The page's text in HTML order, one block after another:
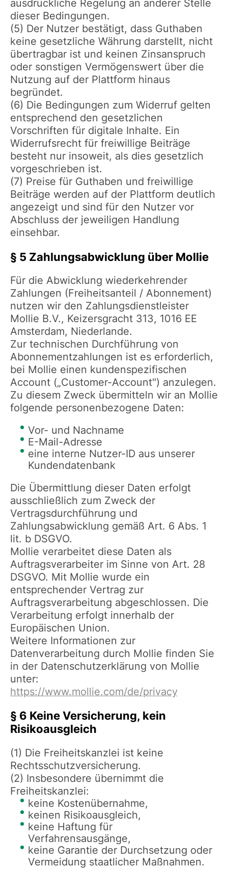
ausdrückliche Regelung an anderer Stelle
dieser Bedingungen.
(5) Der Nutzer bestätigt, dass Guthaben
keine gesetzliche Währung darstellt, nicht
übertragbar ist und keinen Zinsanspruch
oder sonstigen Vermögenswert über die
Nutzung auf der Plattform hinaus
begründet.
(6) Die Bedingungen zum Widerruf gelten
entsprechend den gesetzlichen
Vorschriften für digitale Inhalte. Ein
Widerrufsrecht für freiwillige Beiträge
besteht nur insoweit, als dies gesetzlich
vorgeschrieben ist.
(7) Preise für Guthaben und freiwillige
Beiträge werden auf der Plattform deutlich
angezeigt und sind für den Nutzer vor
Abschluss der jeweiligen Handlung
einsehbar.
§ 5 Zahlungsabwicklung über Mollie
Für die Abwicklung wiederkehrender
Zahlungen (Freiheitsanteil / Abonnement)
nutzen wir den Zahlungsdienstleister
Mollie B.V., Keizersgracht 313, 1016 EE
Amsterdam, Niederlande.
Zur technischen Durchführung von
Abonnementzahlungen ist es erforderlich,
bei Mollie einen kundenspezifischen
Account („Customer-Account") anzulegen.
Zu diesem Zweck übermitteln wir an Mollie
folgende personenbezogene Daten:
Vor- und Nachname
E-Mail-Adresse
eine interne Nutzer-ID aus unserer
Kundendatenbank
Die Übermittlung dieser Daten erfolgt
ausschließlich zum Zweck der
Vertragsdurchführung und
Zahlungsabwicklung gemäß Art. 6 Abs. 1
lit. b DSGVO.
Mollie verarbeitet diese Daten als
Auftragsverarbeiter im Sinne von Art. 28
DSGVO. Mit Mollie wurde ein
entsprechender Vertrag zur
Auftragsverarbeitung abgeschlossen. Die
Verarbeitung erfolgt innerhalb der
Europäischen Union.
Weitere Informationen zur
Datenverarbeitung durch Mollie finden Sie
in der Datenschutzerklärung von Mollie
unter:
https://www.mollie.com/de/privacy
§ 6 Keine Versicherung, kein
Risikoausgleich
(1) Die Freiheitskanzlei ist keine
Rechtsschutzversicherung.
(2) Insbesondere übernimmt die
Freiheitskanzlei:
keine Kostenübernahme,
keinen Risikoausgleich,
keine Haftung für
Verfahrensausgänge,
keine Garantie der Durchsetzung oder
Vermeidung staatlicher Maßnahmen.